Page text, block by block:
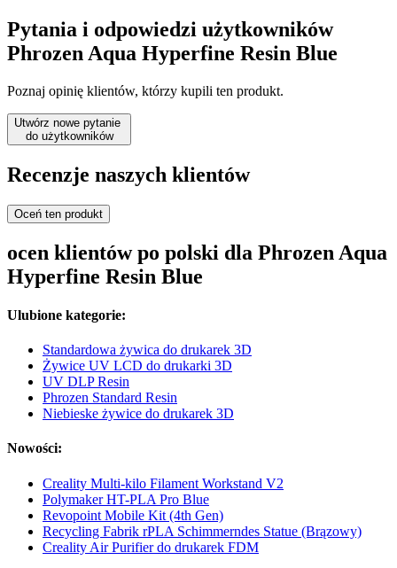
Pytania i odpowiedzi użytkowników
Phrozen Aqua Hyperfine Resin Blue
Poznaj opinię klientów, którzy kupili ten produkt.
Utwórz nowe pytanie
do użytkowników
Recenzje naszych klientów
Oceń ten produkt
ocen klientów po polski dla Phrozen Aqua
Hyperfine Resin Blue
Ulubione kategorie:
Standardowa żywica do drukarek 3D
Żywice UV LCD do drukarki 3D
UV DLP Resin
Phrozen Standard Resin
Niebieske żywice do drukarek 3D
Nowości:
Creality Multi-kilo Filament Workstand V2
Polymaker HT-PLA Pro Blue
Revopoint Mobile Kit (4th Gen)
Recycling Fabrik rPLA Schimmerndes Statue (Brązowy)
Creality Air Purifier do drukarek FDM